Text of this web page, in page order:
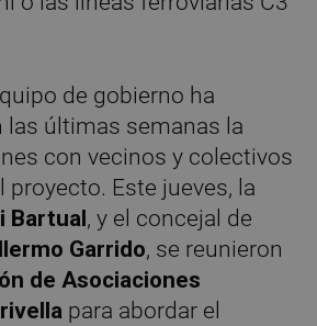
de gobierno ha
las últimas semanas la
con vecinos y colectivos
proyecto. Este jueves, la
Bartual, y el concejal de
Garrido, se reunieron
de Asociaciones
para abordar el